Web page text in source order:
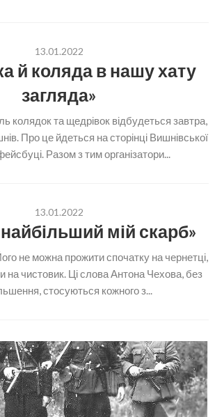
13.01.2022
й коляда в нашу хату
загляда»
колядок та щедрівок відбудеться завтра,
Про це йдеться на сторінці Вишнівської
Разом з тим організатори...
13.01.2022
мій скарб»
не можна прожити спочатку на чернетці,
на чистовик. Ці слова Антона Чехова, без
стосуються кожного з...